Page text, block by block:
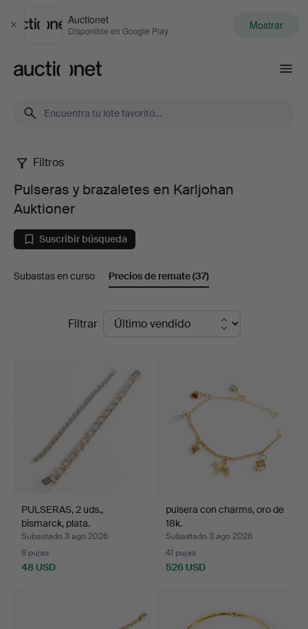
Cerrar
Auctionet
Disponible en Google Play Mostrar
Pulseras
brazaletes
en
Auktioner
Filtros
Pulseras y brazaletes en Karljohan
Auktioner
Suscribir búsqueda
Subastas en curso Precios de remate(37)
Filtrar
PULSERAS, 2 uds.,
bismarck, plata.
Subastado 3 ago 2026
9 pujas
48 USD
pulsera con charms, oro de
18k.
Subastado 3 ago 2026
41 pujas
526 USD